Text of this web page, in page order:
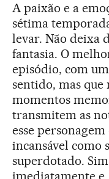
A paixão e a
sétima
levar. Não deixa
fantasia. O
episódio, com
sentido, mas que
momentos
transmitem as
esse
incansável como
superdotado.
imediatamente